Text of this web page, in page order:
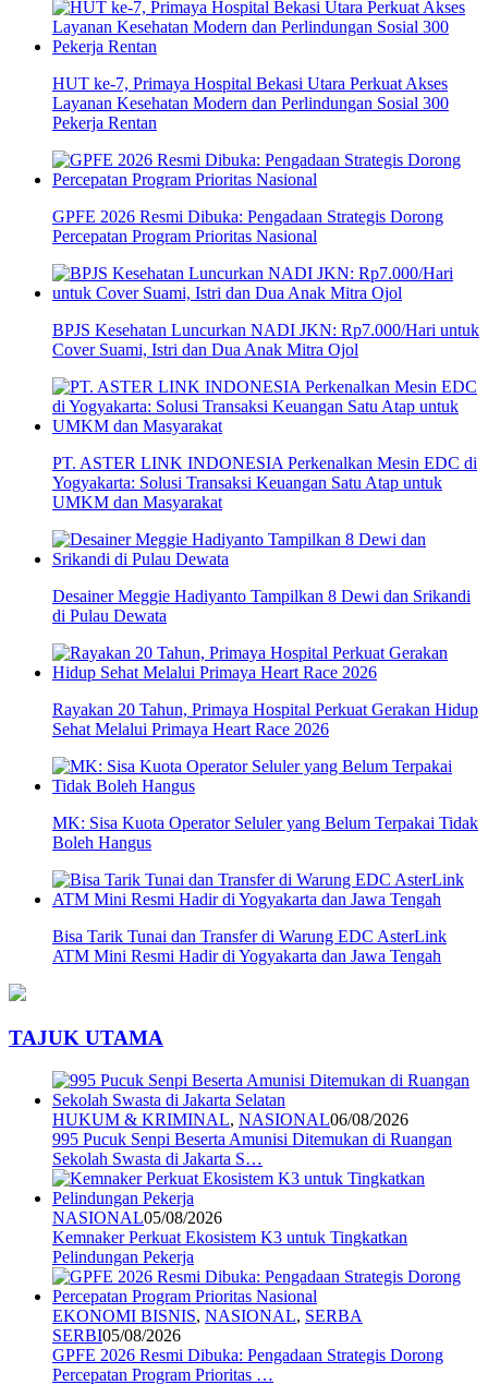
HUT ke-7, Primaya Hospital Bekasi Utara Perkuat Akses
Layanan Kesehatan Modern dan Perlindungan Sosial 300
Pekerja Rentan
GPFE 2026 Resmi Dibuka: Pengadaan Strategis Dorong
Percepatan Program Prioritas Nasional
BPJS Kesehatan Luncurkan NADI JKN: Rp7.000/Hari untuk
Cover Suami, Istri dan Dua Anak Mitra Ojol
PT. ASTER LINK INDONESIA Perkenalkan Mesin EDC di
Yogyakarta: Solusi Transaksi Keuangan Satu Atap untuk
UMKM dan Masyarakat
Desainer Meggie Hadiyanto Tampilkan 8 Dewi dan Srikandi
di Pulau Dewata
Rayakan 20 Tahun, Primaya Hospital Perkuat Gerakan Hidup
Sehat Melalui Primaya Heart Race 2026
MK: Sisa Kuota Operator Seluler yang Belum Terpakai Tidak
Boleh Hangus
Bisa Tarik Tunai dan Transfer di Warung EDC AsterLink
ATM Mini Resmi Hadir di Yogyakarta dan Jawa Tengah
TAJUK UTAMA
HUKUM & KRIMINAL, NASIONAL06/08/2026
995 Pucuk Senpi Beserta Amunisi Ditemukan di Ruangan
Sekolah Swasta di Jakarta S…
NASIONAL05/08/2026
Kemnaker Perkuat Ekosistem K3 untuk Tingkatkan
Pelindungan Pekerja
EKONOMI BISNIS, NASIONAL, SERBA
SERBI05/08/2026
GPFE 2026 Resmi Dibuka: Pengadaan Strategis Dorong
Percepatan Program Prioritas …